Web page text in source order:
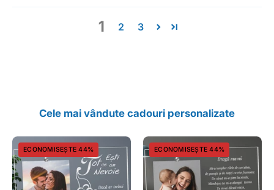
1 2 3
Cele mai vândute cadouri personalizate
Cadou
personalizat
rama
ECONOMISEȘTE 44%
Cadou
personalizat
rama
ECONOMISEȘTE 44%